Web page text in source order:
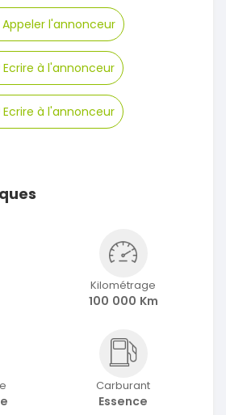
l'annonceur
Ecrire à l'annonceur
Ecrire à l'annonceur
Kilométrage
100 000 Km
Carburant
Essence